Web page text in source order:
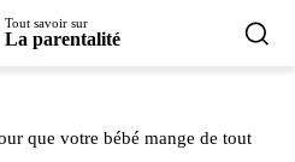
Tout savoir sur
La parentalité
que votre bébé mange de tout